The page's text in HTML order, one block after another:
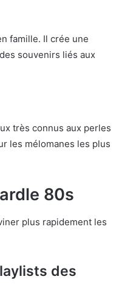
famille. Il crée une
souvenirs liés aux
très connus aux perles
les mélomanes les plus
80s
plus rapidement les
des